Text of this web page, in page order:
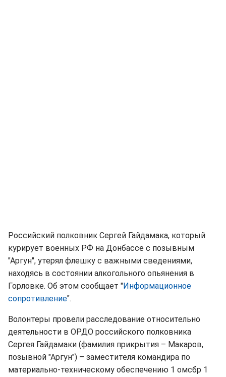
Российский полковник Сергей Гайдамака, который
курирует военных РФ на Донбассе с позывным
"Аргун", утерял флешку с важными сведениями,
находясь в состоянии алкогольного опьянения в
Горловке. Об этом сообщает "Информационное
сопротивление".
Волонтеры провели расследование относительно
деятельности в ОРДО российского полковника
Сергея Гайдамаки (фамилия прикрытия – Макаров,
позывной "Аргун") – заместителя командира по
материально-техническому обеспечению 1 омсбр 1